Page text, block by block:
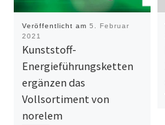
Veröffentlicht am 5. Februar
2021
Kunststoff-
Energieführungsketten
ergänzen das
Vollsortiment von
norelem